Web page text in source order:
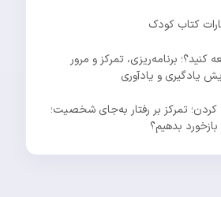
کتاب کودک
برنامه‌ریزی، تمرکز و مرور
یادگیری و یادآوری
تمرکز بر رفتار به‌جای شخصیت؛
بدهیم؟